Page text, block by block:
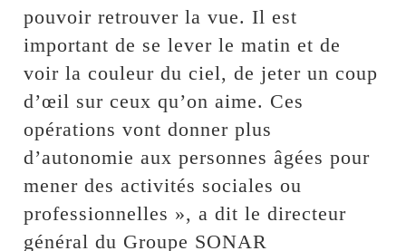
pouvoir retrouver la vue. Il est
important de se lever le matin et de
voir la couleur du ciel, de jeter un coup
d’œil sur ceux qu’on aime. Ces
opérations vont donner plus
d’autonomie aux personnes âgées pour
mener des activités sociales ou
professionnelles », a dit le directeur
général du Groupe SONAR